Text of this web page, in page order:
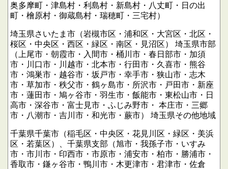
奥多摩町・津島村・利島村・新島村・八丈町・日の出
町・檜原村・御蔵島村・瑞穂町・三宅村）
埼玉県さいたま市（岩槻市区・浦和区・大宮区・北区・
桜区・中央区・西区・緑区・南区・見沼区）
埼玉県市部
（上尾市・朝霞市・入間市・桶川市・春日部市・加須
市・川口市・川越市・北本市・行田市・久喜市・熊谷
市・鴻巣市・越谷市・坂戸市・幸手市・狭山市・志木
市・草加市・秩父市・鶴ヶ島市・所沢市・戸田市・新座
市・蓮田市・鳩ヶ谷市・羽生市・飯能市・東松山市・日
高市・深谷市・富士見市・ふじみ野市・ 本庄市・三郷
市・八潮市・吉川市・和光市・蕨市）
埼玉県その他地域
千葉県千葉市（稲毛区・中央区・花見川区・緑区・美浜
区・若葉区）、千葉県支部（旭市・我孫子市・いすみ
市・市川市・印西市・市原市・浦安市・柏市・勝浦市・
香取市・鎌ヶ谷市・鴨川市・木更津市・君津市・佐倉